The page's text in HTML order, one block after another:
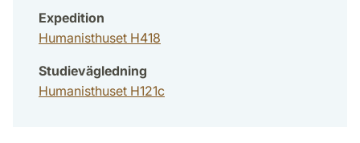
Expedition
Humanisthuset H418
Studievägledning
Humanisthuset H121c